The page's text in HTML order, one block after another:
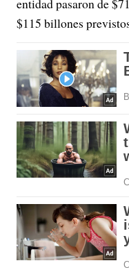
entidad pasaron de
$115 billones